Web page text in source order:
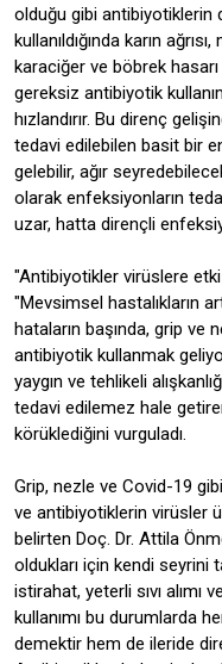
olduğu gibi antibiyotiklerin
kullanıldığında karın
karaciğer ve böbrek
gereksiz antibiyotik
hızlandırır. Bu direnç
tedavi edilebilen basit bir
gelebilir, ağır
olarak enfeksiyonların
uzar, hatta dirençli
"Antibiyotikler virüslere
"Mevsimsel hastalıkların
hataların başında, grip ve
antibiyotik kullanmak
yaygın ve tehlikeli
tedavi edilemez hale
körüklediğini vurguladı.
Grip, nezle ve Covid-19
ve antibiyotiklerin virüsler
belirten Doç. Dr. Attila
oldukları için kendi seyrini
istirahat, yeterli sıvı
kullanımı bu durumlarda
demektir hem de ileride